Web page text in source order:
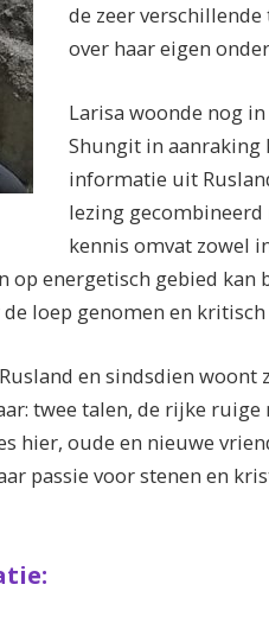
de zeer
over haar eigen
Larisa woonde nog
Shungit in aanraking
informatie uit
lezing
kennis omvat zowel
op energetisch gebied kan
loep genomen en kritisch
en sindsdien woont
twee talen, de rijke
hier, oude en nieuwe
passie voor stenen en